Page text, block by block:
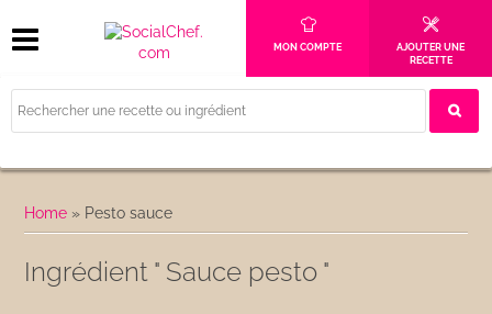
MON COMPTE
AJOUTER UNE
RECETTE
Home » Pesto sauce
Ingrédient " Sauce pesto "